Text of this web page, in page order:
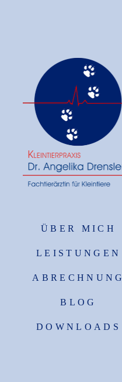
ÜBER MICH
LEISTUNGEN
ABRECHNUNG
BLOG
DOWNLOADS